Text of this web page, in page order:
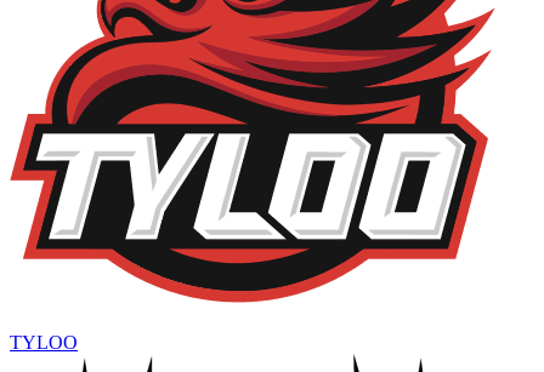
TYLOO